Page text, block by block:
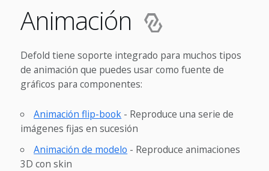
Animación
Defold tiene soporte integrado para muchos tipos
de animación que puedes usar como fuente de
gráficos para componentes:
Animación flip-book - Reproduce una serie de
imágenes fijas en sucesión
Animación de modelo - Reproduce animaciones
3D con skin